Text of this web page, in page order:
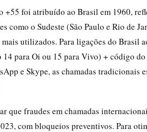
+55 foi atribuído ao Brasil em 1960,
como o Sudeste (São Paulo e Rio de
mais utilizados. Para ligações do Brasil
14 para Oi ou 15 para Vivo) + código
e Skype, as chamadas tradicionais
que fraudes em chamadas
com bloqueios preventivos. Para